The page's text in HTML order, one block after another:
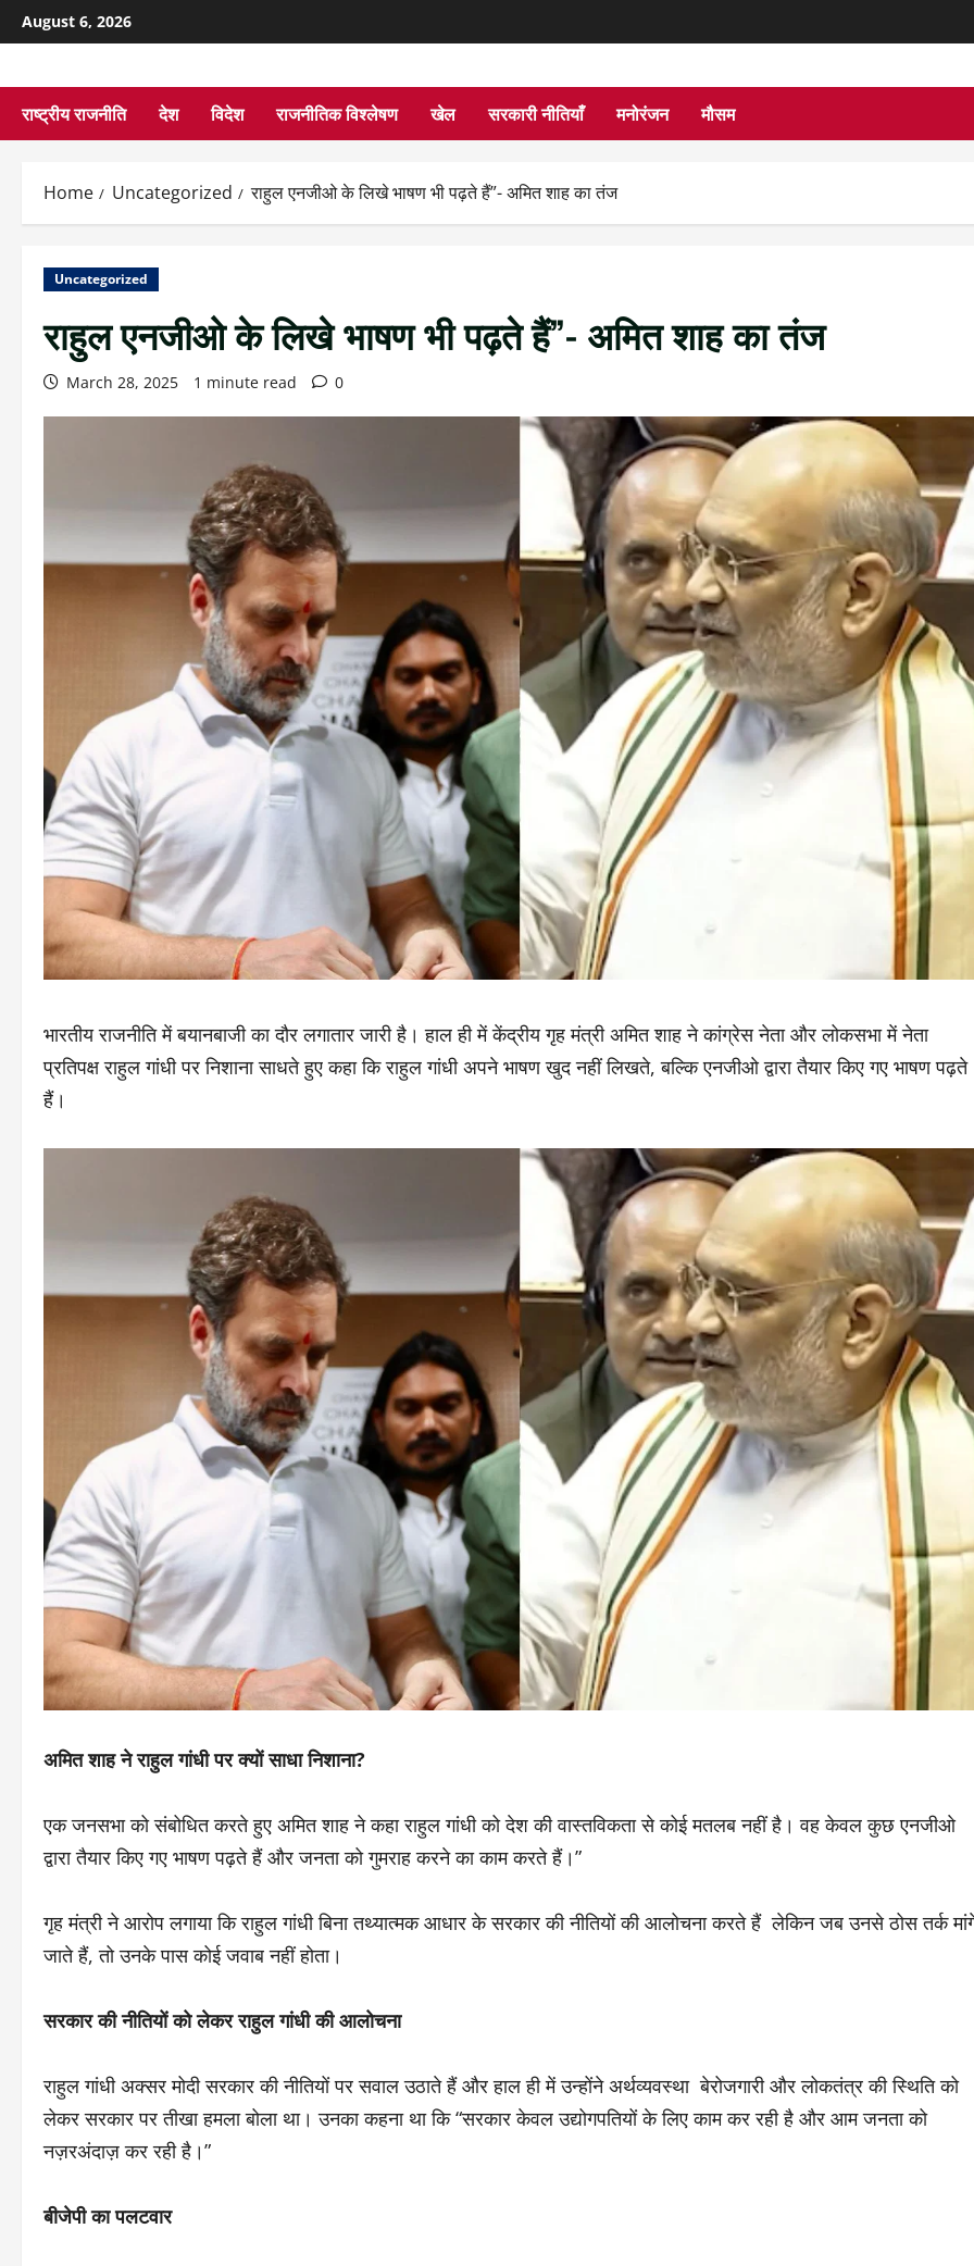
August 6, 2026
राष्ट्रीय राजनीति देश विदेश राजनीतिक विश्लेषण खेल सरकारी नीतियाँ मनोरंजन मौसम
Home Uncategorized राहुल एनजीओ के लिखे भाषण भी पढ़ते हैं”- अमित शाह का तंज
Uncategorized
राहुल एनजीओ के लिखे भाषण भी पढ़ते हैं”- अमित शाह का तंज
March 28, 2025 1 minute read 0
भारतीय राजनीति में बयानबाजी का दौर लगातार जारी है। हाल ही में केंद्रीय गृह मंत्री अमित शाह ने कांग्रेस नेता और लोकसभा में नेता
प्रतिपक्ष राहुल गांधी पर निशाना साधते हुए कहा कि राहुल गांधी अपने भाषण खुद नहीं लिखते, बल्कि एनजीओ द्वारा तैयार किए गए भाषण पढ़ते
हैं।
अमित शाह ने राहुल गांधी पर क्यों साधा निशाना?
एक जनसभा को संबोधित करते हुए अमित शाह ने कहा राहुल गांधी को देश की वास्तविकता से कोई मतलब नहीं है। वह केवल कुछ एनजीओ
द्वारा तैयार किए गए भाषण पढ़ते हैं और जनता को गुमराह करने का काम करते हैं।”
गृह मंत्री ने आरोप लगाया कि राहुल गांधी बिना तथ्यात्मक आधार के सरकार की नीतियों की आलोचना करते हैं लेकिन जब उनसे ठोस तर्क
जाते हैं, तो उनके पास कोई जवाब नहीं होता।
सरकार की नीतियों को लेकर राहुल गांधी की आलोचना
राहुल गांधी अक्सर मोदी सरकार की नीतियों पर सवाल उठाते हैं और हाल ही में उन्होंने अर्थव्यवस्था बेरोजगारी और लोकतंत्र की स्थिति को
लेकर सरकार पर तीखा हमला बोला था। उनका कहना था कि “सरकार केवल उद्योगपतियों के लिए काम कर रही है और आम जनता को
नज़रअंदाज़ कर रही है।”
बीजेपी का पलटवार